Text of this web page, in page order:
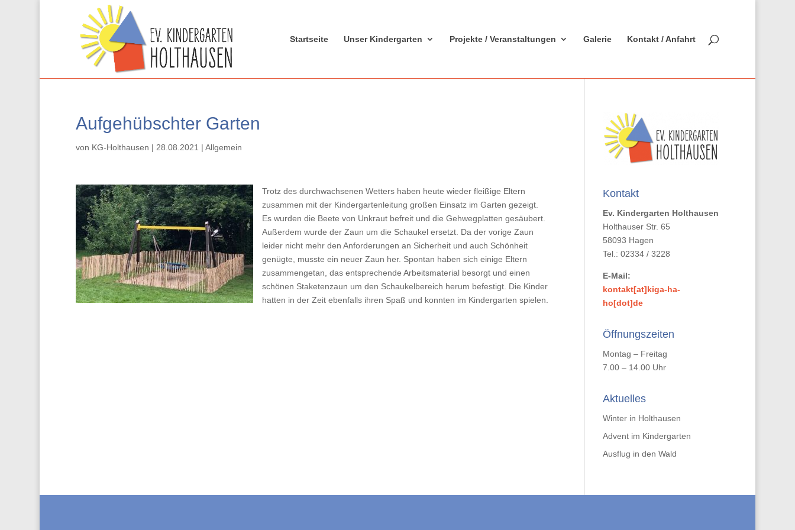
Startseite Unser Kindergarten Projekte / Veranstaltungen Galerie Kontakt / Anfahrt
Aufgehübschter Garten
von KG-Holthausen | 28.08.2021 | Allgemein
Trotz des durchwachsenen Wetters haben heute wieder fleißige Eltern
zusammen mit der Kindergartenleitung großen Einsatz im Garten gezeigt.
Es wurden die Beete von Unkraut befreit und die Gehwegplatten gesäubert.
Außerdem wurde der Zaun um die Schaukel ersetzt. Da der vorige Zaun
leider nicht mehr den Anforderungen an Sicherheit und auch Schönheit
genügte, musste ein neuer Zaun her. Spontan haben sich einige Eltern
zusammengetan, das entsprechende Arbeitsmaterial besorgt und einen
schönen Staketenzaun um den Schaukelbereich herum befestigt. Die Kinder
hatten in der Zeit ebenfalls ihren Spaß und konnten im Kindergarten spielen.
Kontakt
Ev. Kindergarten Holthausen
Holthauser Str. 65
58093 Hagen
Tel.: 02334 / 3228
E-Mail:
kontakt[at]kiga-ha-
ho[dot]de
Öffnungszeiten
Montag – Freitag
7.00 – 14.00 Uhr
Aktuelles
Winter in Holthausen
Advent im Kindergarten
Ausflug in den Wald